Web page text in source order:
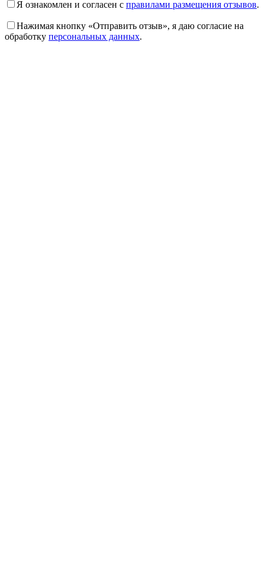
Я ознакомлен и согласен с правилами размещения отзывов.
Нажимая кнопку «Отправить отзыв», я даю согласие на
обработку персональных данных.